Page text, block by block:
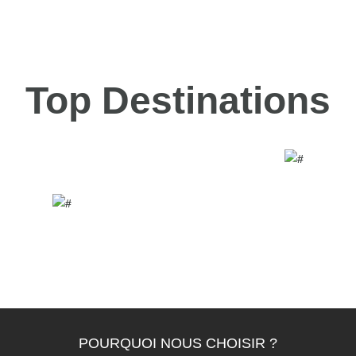
Top Destinations
POURQUOI NOUS CHOISIR ?